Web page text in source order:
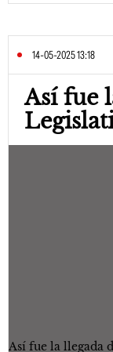
14-05-2025 13:18
Así fue
Así fue la llegada